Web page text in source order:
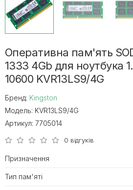
Оперативна пам'ять
1333 4Gb для ноутбука
10600 KVR13LS9/4G
Бренд: Kingston
Модель: KVR13LS9/4G
Артикул: 7705014
0 відгуків
Призначення
Тип пам'яті